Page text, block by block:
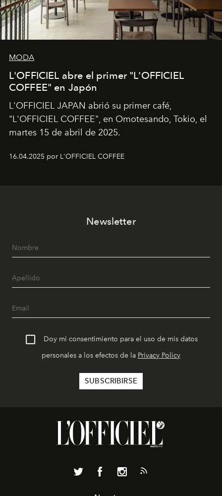
MODA
L'OFFICIEL abre el primer "L'OFFICIEL
COFFEE" en Japón
L'OFFICIEL JAPAN abrió su primer café,
"L'OFFICIEL COFFEE", en Omotesando, Tokio, el
martes 15 de abril de 2025.
16.04.2025 por L'OFFICIEL COFFEE
Newsletter
Doy mi consentimiento para el uso de mis datos
personales a los efectos de la Privacy Policy